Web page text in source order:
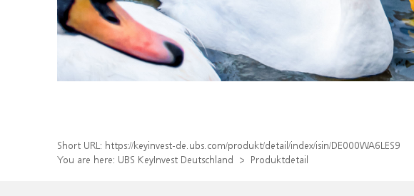
Short URL: https://keyinvest-de.ubs.com/produkt/detail/index/isin/DE000WA6LES9
You are here: UBS KeyInvest Deutschland Produktdetail